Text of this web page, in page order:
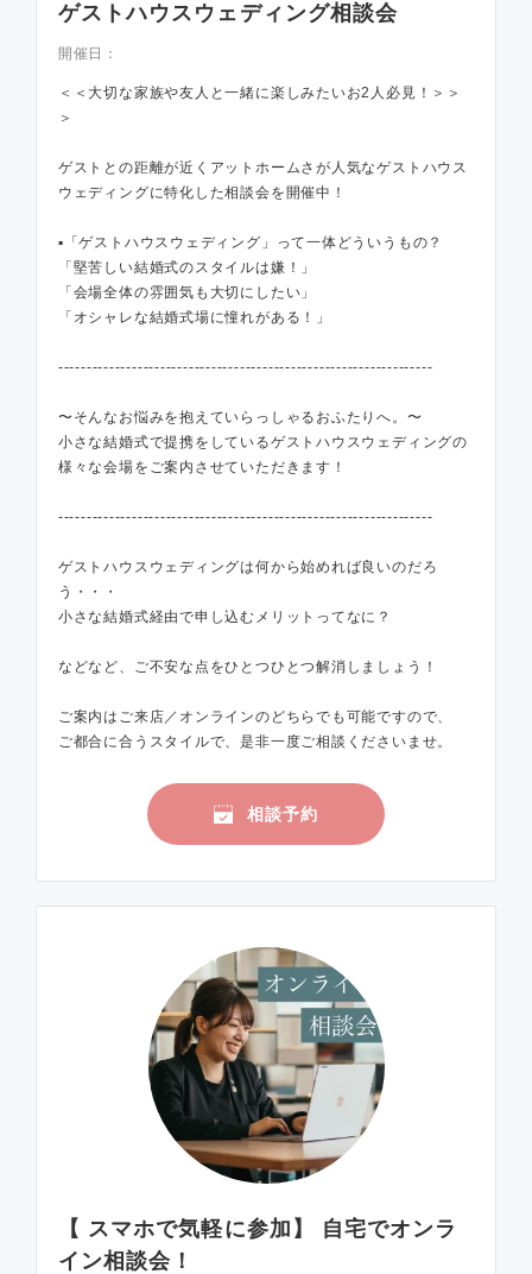
ゲストハウスウェディング相談会
開催日：
＜＜大切な家族や友人と一緒に楽しみたいお2人必見！＞＞
＞
ゲストとの距離が近くアットホームさが人気なゲストハウス
ウェディングに特化した相談会を開催中！
▪️「ゲストハウスウェディング」って一体どういうもの？
「堅苦しい結婚式のスタイルは嫌！」
「会場全体の雰囲気も大切にしたい」
「オシャレな結婚式場に憧れがある！」
------------------------------------------------------------------
〜そんなお悩みを抱えていらっしゃるおふたりへ。〜
小さな結婚式で提携をしているゲストハウスウェディングの
様々な会場をご案内させていただきます！
------------------------------------------------------------------
ゲストハウスウェディングは何から始めれば良いのだろ
う・・・
小さな結婚式経由で申し込むメリットってなに？
などなど、ご不安な点をひとつひとつ解消しましょう！
ご案内はご来店／オンラインのどちらでも可能ですので、
ご都合に合うスタイルで、是非一度ご相談くださいませ。
相談予約
【 スマホで気軽に参加】 自宅でオンラ
イン相談会！